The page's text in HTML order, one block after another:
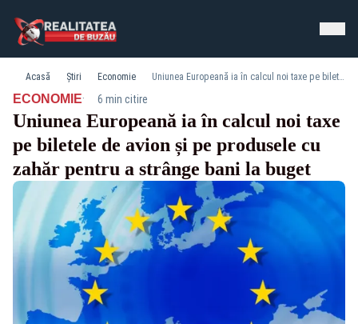
Acasă Știri Economie Uniunea Europeană ia în calcul noi taxe pe biletele de avion și pe produsele cu zahăr pentru a strânge bani la buget
ECONOMIE· 6 min citire
Uniunea Europeană ia în calcul noi taxe
pe biletele de avion și pe produsele cu
zahăr pentru a strânge bani la buget